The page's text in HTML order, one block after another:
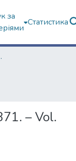
за
Статистика
– Vol.